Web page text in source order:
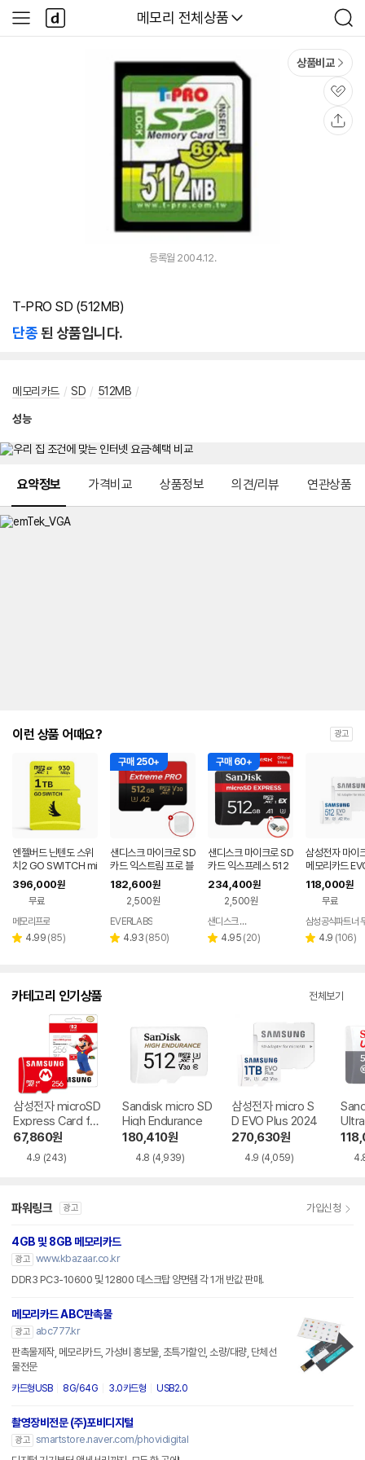
다나와
메모리 전체상품
검
색
사
이
다
나
와
상품비교
관
심
등록월 2004.12.
T-PRO SD (512MB)
단종된 상품입니다.
메모리카드 / SD / 512MB /
성능
요약정보 가격비교 상품정보 의견/리뷰 연관상품
이런 상품 어때요? 광고
엔젤버드 닌텐도 스위
치2 GO SWITCH mi
croSD Express 1 T
B
396,000원
무료
메모리프로
별 4.99 리
(85)
구매 250+
샌디스크 마이크로 SD
카드 익스트림 프로 블
랙박스 카메라 메모리
+케이스 512GB
182,600원
2,500원
페이
EVERLABS
별 4.93 리
(850)
구매 60+
샌디스크 마이크로 SD
카드 익스프레스 512
GB 512기가 닌텐도
스위치2 메모리카드 +
전용리더기 패키지
234,400원
2,500원
페이
샌디스크 공식인증 판매처
별 4.95 리
(20)
삼성전자 마이
메모리카드
S 512GB
118,000원
무료
삼성공식파트너
별 4.9 리
(106)
카테고리 인기상품 전체보기
삼성전자 microSD
Express Card for
Nintendo Switch
67,860원
4.9 (243)
Sandisk micro SD
High Endurance
180,410원
4.8 (4,939)
삼성전자 micro S
D EVO Plus 2024
270,630원
4.9 (4,059)
파워링크 광고 가입신청
4GB 및 8GB 메모리카드
광고 www.kbazaar.co.kr
DDR3 PC3-10600 및 12800 데스크탑 양면램 각 1개 반값 판매.
메모리카드 ABC판촉물
광고
abc777.kr
판촉물제작, 메모리카드, 가성비 홍보물, 초특가할인, 소량/대량, 단체선
물전문
카드형USB 8G/64G 3.0카드형 USB2.0
촬영장비전문 (주)포비디지털
광고 smartstore.naver.com/phovidigital